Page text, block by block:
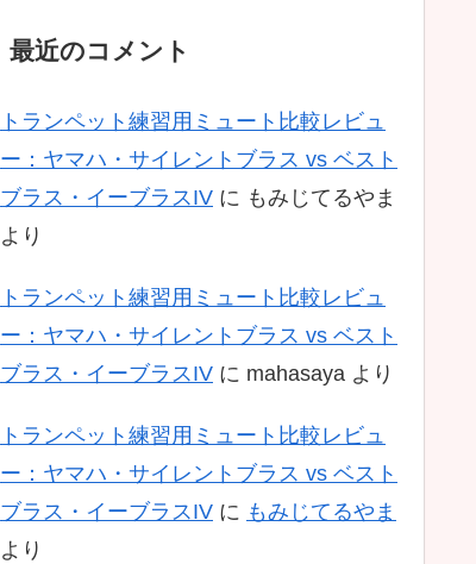
最近のコメント
トランペット練習用ミュート比較レビュ
ー：ヤマハ・サイレントブラス vs ベスト
ブラス・イーブラスIV に もみじてるやま
より
トランペット練習用ミュート比較レビュ
ー：ヤマハ・サイレントブラス vs ベスト
ブラス・イーブラスIV に mahasaya より
トランペット練習用ミュート比較レビュ
ー：ヤマハ・サイレントブラス vs ベスト
ブラス・イーブラスIV に もみじてるやま
より